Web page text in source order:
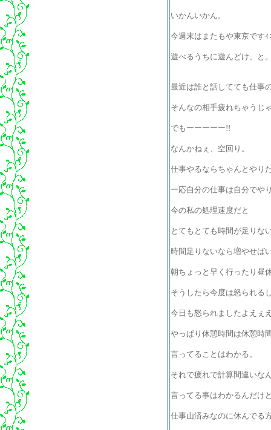
いかんいかん。
今週末はまたもや東京ですｨ
遊べるうちに遊んどけ、と
最近は誰と話してても仕事
そんなの相手疲れちゃうじ
でもーーーーー!!
なんかねぇ、空回り。
仕事やるならちゃんとやり
一応自分の仕事は自分でや
今の私の処理速度だと
とてもとても時間が足りな
時間足りないなら増やせば
朝ちょっと早く行ったり昼
そうしたら今度は怒られる
今日も怒られましたよえぇ
やっぱり休憩時間は休憩時
言ってることはわかる。
それで疲れで計算間違いな
言ってる事はわかるんだけ
仕事山済みなのに休んで